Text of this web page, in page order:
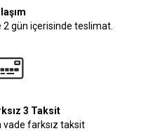
gün içerisinde teslimat.
3 Taksit
vade farksız taksit